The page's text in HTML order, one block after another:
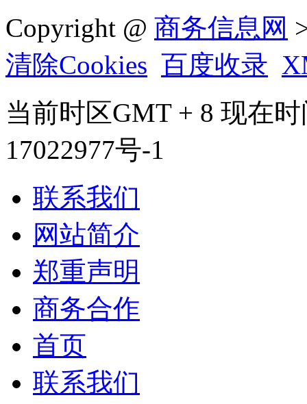
Copyright @ 商务信息网
清除Cookies 百度收录
当前时区GMT + 8 现在
17022977号-1
联系我们
网站简介
郑重声明
商务合作
首页
联系我们